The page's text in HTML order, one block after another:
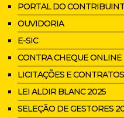
PORTAL DO
OUVIDORIA
E-SIC
CONTRA CHEQUE ONLINE
LICITAÇÕES E CONTRATOS
LEI ALDIR BLANC 2025
SELEÇÃO DE GESTORES